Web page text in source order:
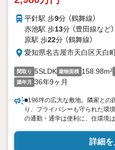
平針駅 歩9分 （鶴舞線）
赤池駅 歩13分 （豊田線など）
原駅 歩22分 （鶴舞線）
愛知県名古屋市天白区天白
間取り 5SLDK 建物面積 158.98m²
築年月 36年9ヶ月
■196坪の広大な敷地。隣家との
り、プライバシーも守られた環
の通勤・通学は便利に、住環境
みをプラスできるスペースです
プライムツリー赤池：徒歩約15
詳細を